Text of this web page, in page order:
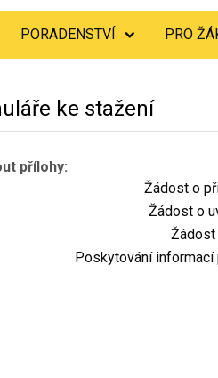
PORADENSTVÍ PRO
ke stažení
přílohy:
Žádost o
Žádost o
Žádost
Poskytování